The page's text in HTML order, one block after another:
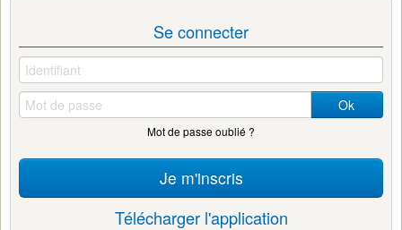
Se connecter
Ok
Mot de passe oublié ?
Je m'inscris
Télécharger l'application